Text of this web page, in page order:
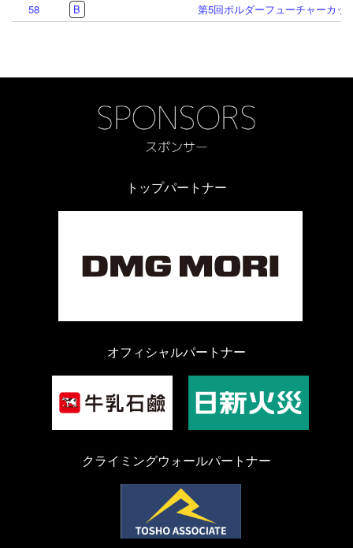
58
B 第5回ボルダーフューチャーカッ
トップパートナー
オフィシャルパートナー
クライミングウォールパートナー